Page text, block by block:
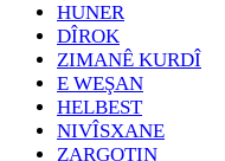
HUNER
DÎROK
ZIMANÊ KURDÎ
E WEŞAN
HELBEST
NIVÎSXANE
ZARGOTIN